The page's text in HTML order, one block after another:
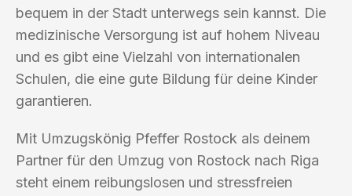
bequem in der Stadt unterwegs sein kannst. Die
medizinische Versorgung ist auf hohem Niveau
und es gibt eine Vielzahl von internationalen
Schulen, die eine gute Bildung für deine Kinder
garantieren.
Mit Umzugskönig Pfeffer Rostock als deinem
Partner für den Umzug von Rostock nach Riga
steht einem reibungslosen und stressfreien